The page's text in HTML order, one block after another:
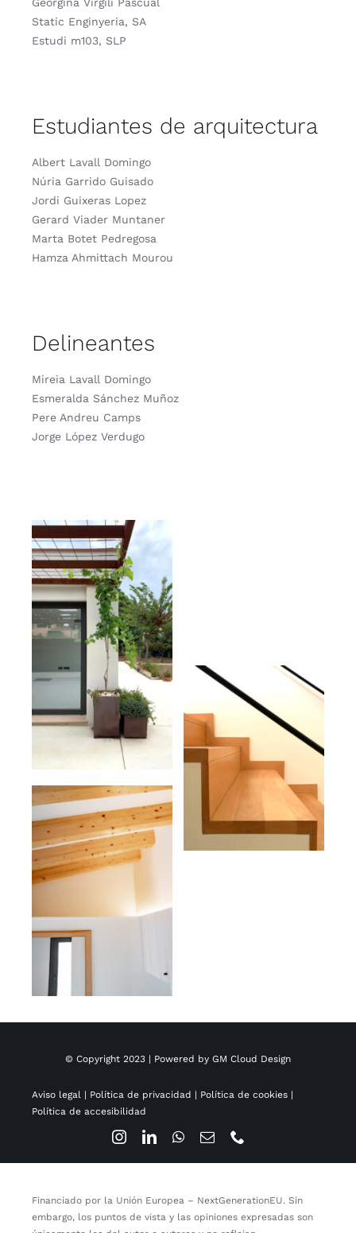
Static Enginyeria, SA
Estudi m103, SLP
Estudiantes de arquitectura
Albert Lavall Domingo
Núria Garrido Guisado
Jordi Guixeras Lopez
Gerard Viader Muntaner
Marta Botet Pedregosa
Hamza Ahmittach Mourou
Delineantes
Mireia Lavall Domingo
Esmeralda Sánchez Muñoz
Pere Andreu Camps
Jorge López Verdugo
© Copyright 2023 | Powered by GM Cloud Design
Aviso legal | Política de privacidad | Política de cookies |
Política de accesibilidad
Financiado por la Unión Europea – NextGenerationEU. Sin
embargo, los puntos de vista y las opiniones expresadas son